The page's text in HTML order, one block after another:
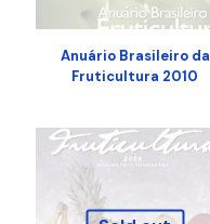
Anuário Brasileiro da
Fruticultura 2010